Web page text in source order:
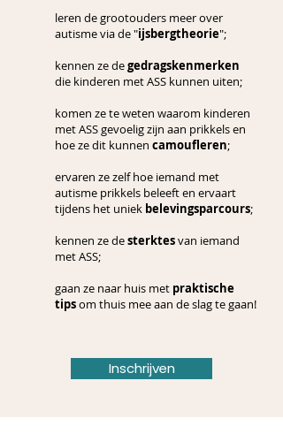
leren de grootouders meer over
autisme via de "ijsbergtheorie";
kennen ze degedragskenmerken
die kinderen met ASS kunnen uiten;
komen ze te weten waarom kinderen
met ASS gevoelig zijn aan prikkels en
hoe ze dit kunnen camoufleren;
ervaren ze zelf hoe iemand met
autisme prikkels beleeft en ervaart
tijdens het uniek belevingsparcours;
kennen ze desterktesvan iemand
met ASS;
gaan ze naar huis met praktische
tipsom thuis mee aan de slag te gaan!
Inschrijven